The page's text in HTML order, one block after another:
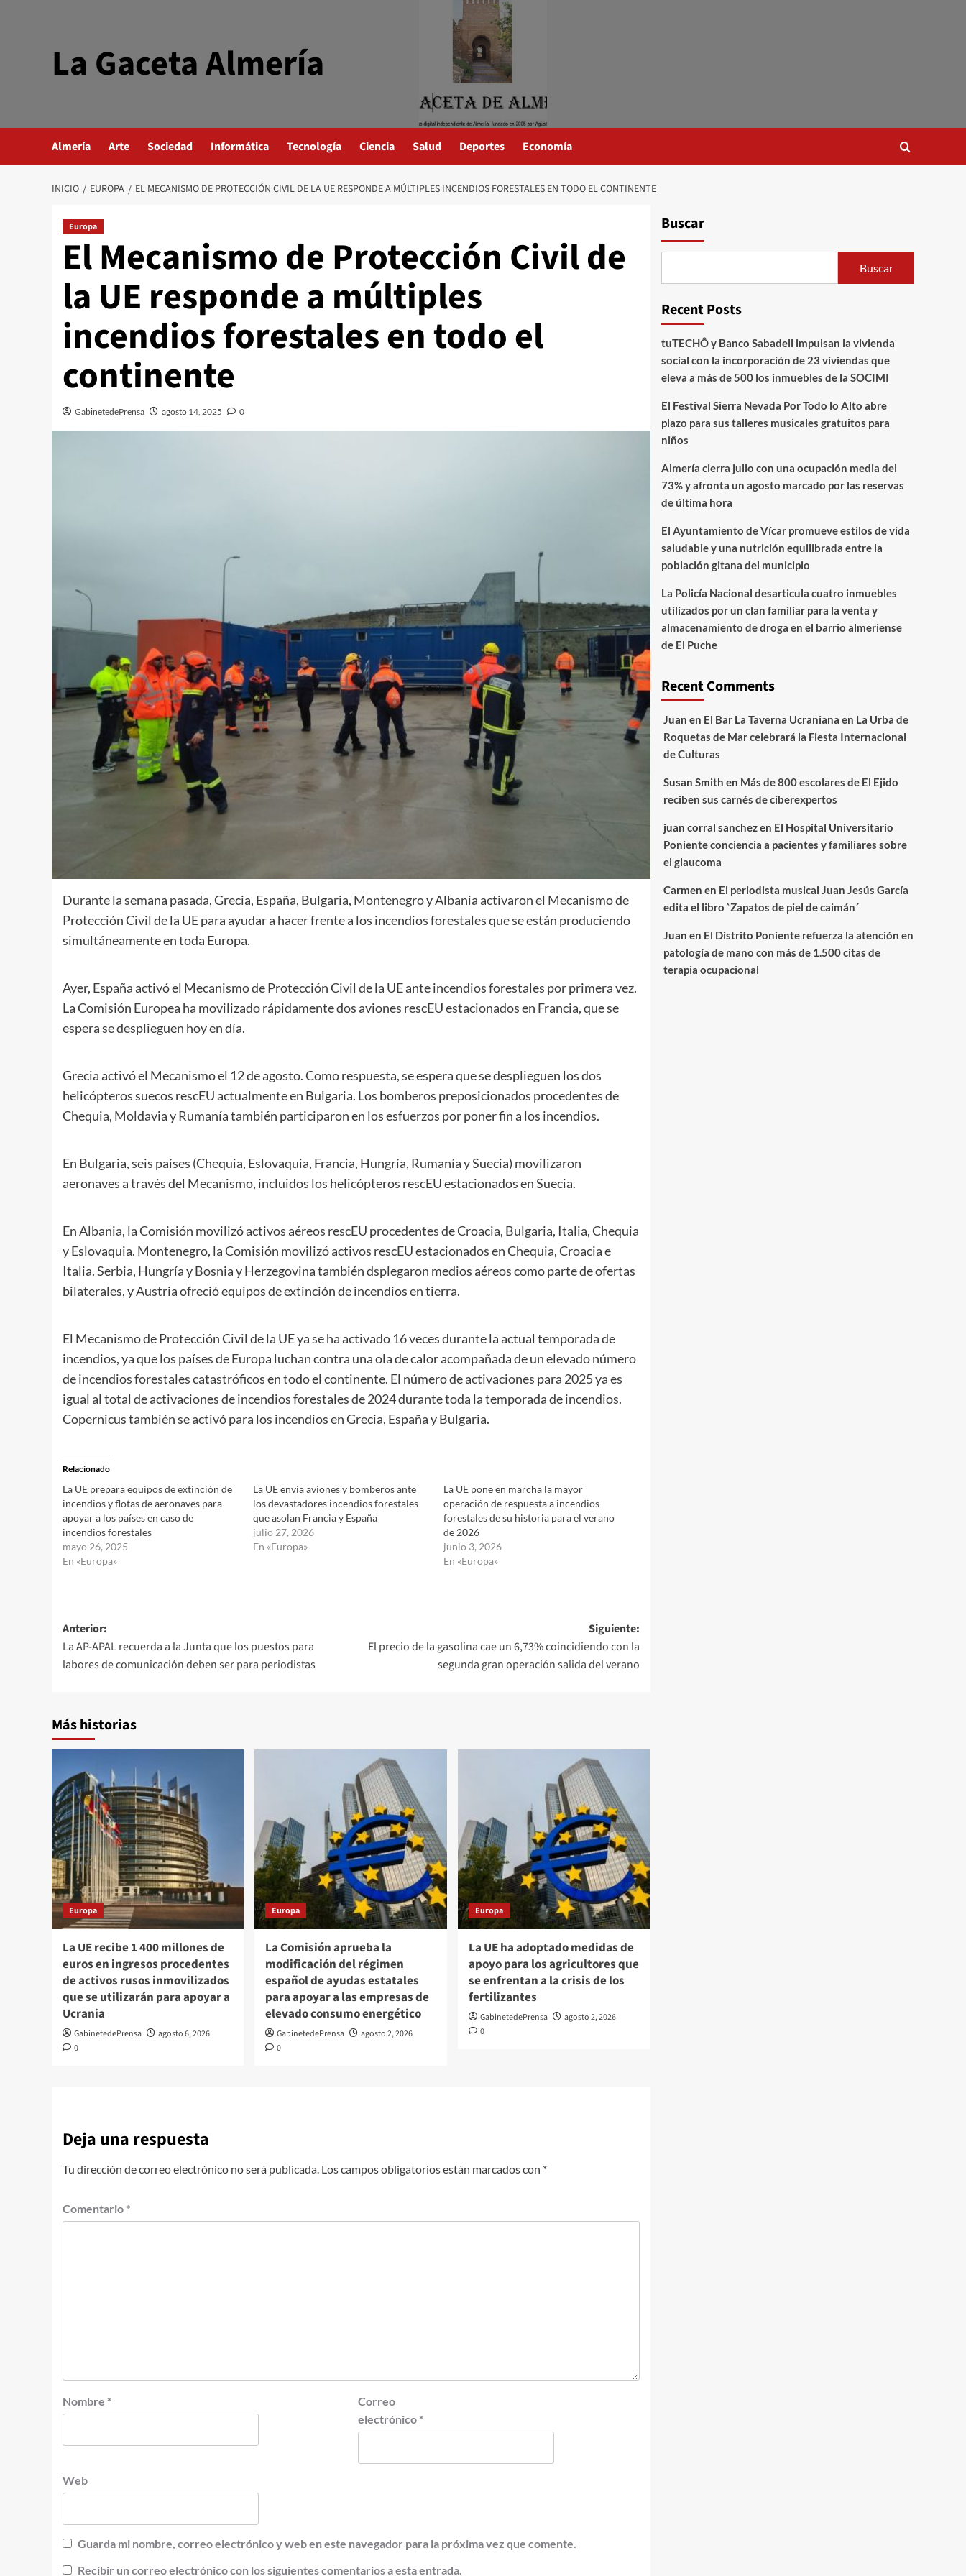
La Gaceta Almería
Almería Arte Sociedad Informática Tecnología Ciencia Salud Deportes Economía
INICIO EUROPA EL MECANISMO DE PROTECCIÓN CIVIL DE LA UE RESPONDE A MÚLTIPLES INCENDIOS FORESTALES EN TODO EL CONTINENTE
Europa
El Mecanismo de Protección Civil de
la UE responde a múltiples
incendios forestales en todo el
continente
GabinetedePrensa agosto 14, 2025 0
Durante la semana pasada, Grecia, España, Bulgaria, Montenegro y Albania activaron el Mecanismo de
Protección Civil de la UE para ayudar a hacer frente a los incendios forestales que se están produciendo
simultáneamente en toda Europa.
Ayer, España activó el Mecanismo de Protección Civil de la UE ante incendios forestales por primera vez.
La Comisión Europea ha movilizado rápidamente dos aviones rescEU estacionados en Francia, que se
espera se desplieguen hoy en día.
Grecia activó el Mecanismo el 12 de agosto. Como respuesta, se espera que se desplieguen los dos
helicópteros suecos rescEU actualmente en Bulgaria. Los bomberos preposicionados procedentes de
Chequia, Moldavia y Rumanía también participaron en los esfuerzos por poner fin a los incendios.
En Bulgaria, seis países (Chequia, Eslovaquia, Francia, Hungría, Rumanía y Suecia) movilizaron
aeronaves a través del Mecanismo, incluidos los helicópteros rescEU estacionados en Suecia.
En Albania, la Comisión movilizó activos aéreos rescEU procedentes de Croacia, Bulgaria, Italia, Chequia
y Eslovaquia. Montenegro, la Comisión movilizó activos rescEU estacionados en Chequia, Croacia e
Italia. Serbia, Hungría y Bosnia y Herzegovina también dsplegaron medios aéreos como parte de ofertas
bilaterales, y Austria ofreció equipos de extinción de incendios en tierra.
El Mecanismo de Protección Civil de la UE ya se ha activado 16 veces durante la actual temporada de
incendios, ya que los países de Europa luchan contra una ola de calor acompañada de un elevado número
de incendios forestales catastróficos en todo el continente. El número de activaciones para 2025 ya es
igual al total de activaciones de incendios forestales de 2024 durante toda la temporada de incendios.
Copernicus también se activó para los incendios en Grecia, España y Bulgaria.
Relacionado
La UE prepara equipos de extinción de
incendios y flotas de aeronaves para
apoyar a los países en caso de
incendios forestales
mayo 26, 2025
En «Europa»
La UE envía aviones y bomberos ante
los devastadores incendios forestales
que asolan Francia y España
julio 27, 2026
En «Europa»
La UE pone en marcha la mayor
operación de respuesta a incendios
forestales de su historia para el verano
de 2026
junio 3, 2026
En «Europa»
Navegación
de
entradas
Anterior:
La AP-APAL recuerda a la Junta que los puestos para
labores de comunicación deben ser para periodistas
Siguiente:
El precio de la gasolina cae un 6,73% coincidiendo con la
segunda gran operación salida del verano
Más historias
Europa
La UE recibe 1 400 millones de
euros en ingresos procedentes
de activos rusos inmovilizados
que se utilizarán para apoyar a
Ucrania
GabinetedePrensa
agosto 6, 2026
0
Europa
La Comisión aprueba la
modificación del régimen
español de ayudas estatales
para apoyar a las empresas de
elevado consumo energético
GabinetedePrensa
agosto 2, 2026
0
Europa
La UE ha adoptado medidas de
apoyo para los agricultores que
se enfrentan a la crisis de los
fertilizantes
GabinetedePrensa
agosto 2, 2026
0
Deja una respuesta
Tu dirección de correo electrónico no será publicada. Los campos obligatorios están marcados con *
Comentario *
Nombre *
Correo
electrónico *
Web
Guarda mi nombre, correo electrónico y web en este navegador para la próxima vez que comente.
Recibir un correo electrónico con los siguientes comentarios a esta entrada.
Buscar
Buscar
Recent Posts
tuTECHÔ y Banco Sabadell impulsan la vivienda
social con la incorporación de 23 viviendas que
eleva a más de 500 los inmuebles de la SOCIMI
El Festival Sierra Nevada Por Todo lo Alto abre
plazo para sus talleres musicales gratuitos para
niños
Almería cierra julio con una ocupación media del
73% y afronta un agosto marcado por las reservas
de última hora
El Ayuntamiento de Vícar promueve estilos de vida
saludable y una nutrición equilibrada entre la
población gitana del municipio
La Policía Nacional desarticula cuatro inmuebles
utilizados por un clan familiar para la venta y
almacenamiento de droga en el barrio almeriense
de El Puche
Recent Comments
Juan en El Bar La Taverna Ucraniana en La Urba de
Roquetas de Mar celebrará la Fiesta Internacional
de Culturas
Susan Smith en Más de 800 escolares de El Ejido
reciben sus carnés de ciberexpertos
juan corral sanchezen El Hospital Universitario
Poniente conciencia a pacientes y familiares sobre
el glaucoma
Carmen en El periodista musical Juan Jesús García
edita el libro `Zapatos de piel de caimán´
Juan en El Distrito Poniente refuerza la atención en
patología de mano con más de 1.500 citas de
terapia ocupacional